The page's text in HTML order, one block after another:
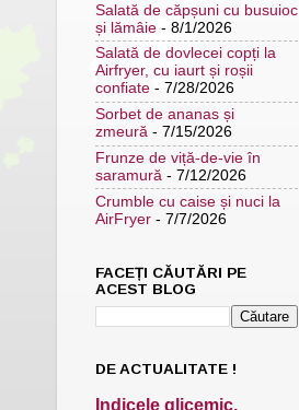
Salată de căpșuni cu busuioc
și lămâie - 8/1/2026
Salată de dovlecei copți la
Airfryer, cu iaurt și roșii
confiate - 7/28/2026
Sorbet de ananas și
zmeură - 7/15/2026
Frunze de viță-de-vie în
saramură - 7/12/2026
Crumble cu caise și nuci la
AirFryer - 7/7/2026
FACEȚI CĂUTĂRI PE
ACEST BLOG
DE ACTUALITATE !
Indicele glicemic,